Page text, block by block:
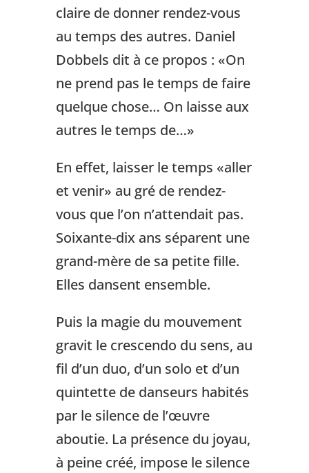
claire de donner rendez-vous
au temps des autres. Daniel
Dobbels dit à ce propos : «On
ne prend pas le temps de faire
quelque chose… On laisse aux
autres le temps de…»
En effet, laisser le temps «aller
et venir» au gré de rendez-
vous que l’on n’attendait pas.
Soixante-dix ans séparent une
grand-mère de sa petite fille.
Elles dansent ensemble.
Puis la magie du mouvement
gravit le crescendo du sens, au
fil d’un duo, d’un solo et d’un
quintette de danseurs habités
par le silence de l’œuvre
aboutie. La présence du joyau,
à peine créé, impose le silence